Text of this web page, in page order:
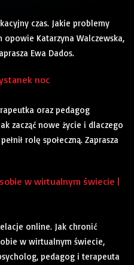
czas. Jakie problemy
opowie Katarzyna Walczewska,
Ewa Dados.
noc
oraz pedagog
zacząć nowe życie i dlaczego
rolę społeczną. Zaprasza
w wirtualnym świecie |
online. Jak chronić
w wirtualnym świecie,
pedagog i terapeuta